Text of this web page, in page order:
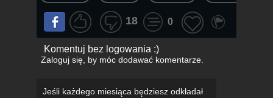
18 0
Komentuj bez logowania :)
Zaloguj się, by móc dodawać komentarze.
Jeśli każdego miesiąca będziesz odkładał